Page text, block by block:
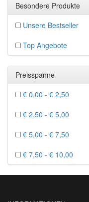
Besondere Produkte
Unsere Bestseller
Top Angebote
Preisspanne
€ 0,00 - € 2,50
€ 2,50 - € 5,00
€ 5,00 - € 7,50
€ 7,50 - € 10,00